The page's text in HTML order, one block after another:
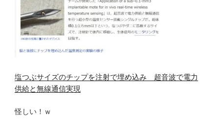
塩つぶサイズのチップを注射で埋め込み 超音波で電力
供給と無線通信実現
怪しい！ｗ